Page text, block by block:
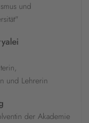
und
und Lehrerin
der Akademie